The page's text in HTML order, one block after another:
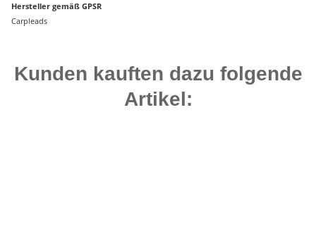
Hersteller gemäß GPSR
Carpleads
Kunden kauften dazu folgende
Artikel: